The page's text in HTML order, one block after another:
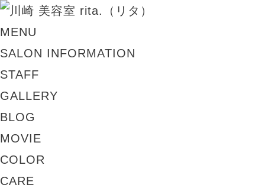
MENU
SALON INFORMATION
STAFF
GALLERY
BLOG
MOVIE
COLOR
CARE